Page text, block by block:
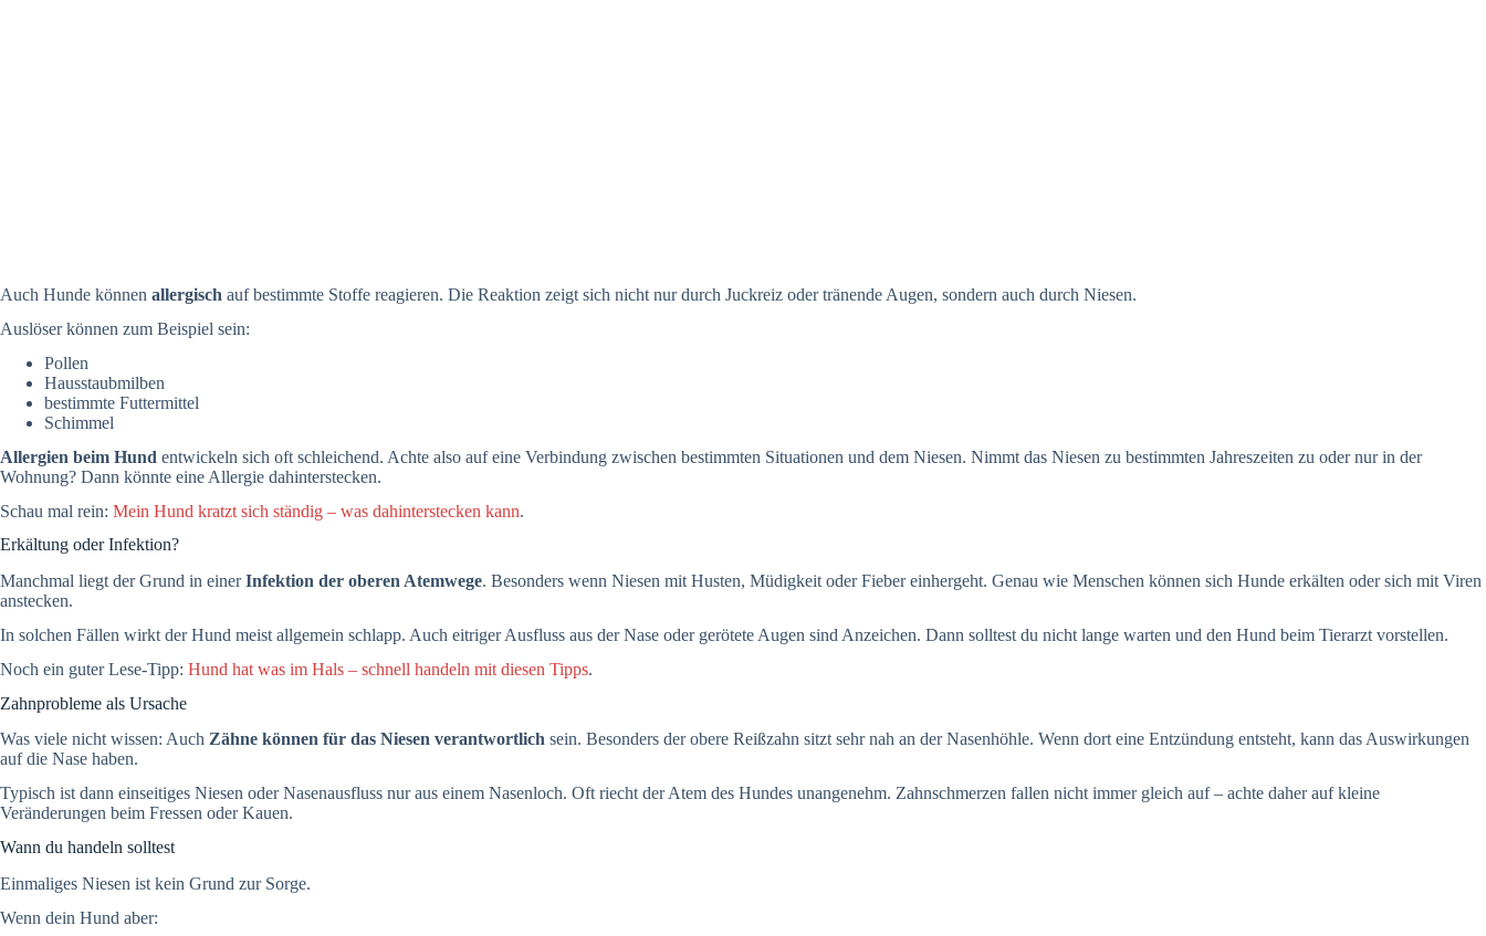
Auch Hunde können allergisch auf bestimmte Stoffe reagieren. Die Reaktion zeigt sich nicht nur durch Juckreiz oder tränende Augen, sondern auch durch Niesen.
Auslöser können zum Beispiel sein:
Pollen
Hausstaubmilben
bestimmte Futtermittel
Schimmel
Allergien beim Hund entwickeln sich oft schleichend. Achte also auf eine Verbindung zwischen bestimmten Situationen und dem Niesen. Nimmt das Niesen zu bestimmten Jahreszeiten zu oder nur in der
Wohnung? Dann könnte eine Allergie dahinterstecken.
Schau mal rein: Mein Hund kratzt sich ständig – was dahinterstecken kann.
Erkältung oder Infektion?
Manchmal liegt der Grund in einerInfektion der oberen Atemwege. Besonders wenn Niesen mit Husten, Müdigkeit oder Fieber einhergeht. Genau wie Menschen können sich Hunde erkälten oder sich mit Viren
anstecken.
In solchen Fällen wirkt der Hund meist allgemein schlapp. Auch eitriger Ausfluss aus der Nase oder gerötete Augen sind Anzeichen. Dann solltest du nicht lange warten und den Hund beim Tierarzt vorstellen.
Noch ein guter Lese-Tipp: Hund hat was im Hals – schnell handeln mit diesen Tipps.
Zahnprobleme als Ursache
Was viele nicht wissen: Auch Zähne können für das Niesen verantwortlich sein. Besonders der obere Reißzahn sitzt sehr nah an der Nasenhöhle. Wenn dort eine Entzündung entsteht, kann das Auswirkungen
auf die Nase haben.
Typisch ist dann einseitiges Niesen oder Nasenausfluss nur aus einem Nasenloch. Oft riecht der Atem des Hundes unangenehm. Zahnschmerzen fallen nicht immer gleich auf – achte daher auf kleine
Veränderungen beim Fressen oder Kauen.
Wann du handeln solltest
Einmaliges Niesen ist kein Grund zur Sorge.
Wenn dein Hund aber: